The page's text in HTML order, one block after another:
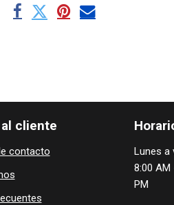
Lunes a
8:00 AM
PM
cliente
contacto